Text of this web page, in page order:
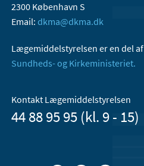
2300 København S
Email: dkma@dkma.dk
Lægemiddelstyrelsen er en del af
Sundheds- og Kirkeministeriet.
Kontakt Lægemiddelstyrelsen
44 88 95 95 (kl. 9 - 15)